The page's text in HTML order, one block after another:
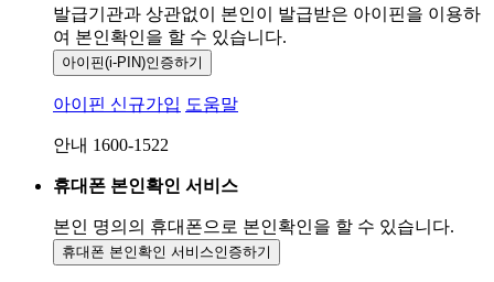
발급기관과 상관없이 본인이 발급받은 아이핀을 이용하
여 본인확인을 할 수 있습니다.
아이핀(i-PIN)인증하기
아이핀 신규가입 도움말
안내 1600-1522
휴대폰 본인확인 서비스
본인 명의의 휴대폰으로 본인확인을 할 수 있습니다.
휴대폰 본인확인 서비스인증하기